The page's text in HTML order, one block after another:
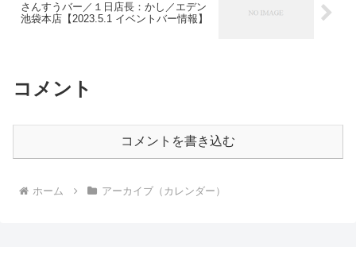
さんすうバー／１日店長：かし／エデン
池袋本店【2023.5.1 イベントバー情報】
コメント
コメントを書き込む
ホーム アーカイブ（カレンダー）